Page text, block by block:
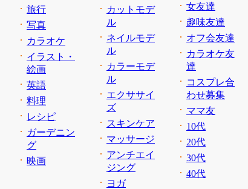
旅行
写真
カラオケ
イラスト・
絵画
英語
料理
レシピ
ガーデニン
グ
映画
カットモデ
ル
ネイルモデ
ル
カラーモデ
ル
エクササイ
ズ
スキンケア
マッサージ
アンチエイ
ジング
ヨガ
女友達
趣味友達
オフ会友達
カラオケ友
達
コスプレ合
わせ募集
ママ友
10代
20代
30代
40代